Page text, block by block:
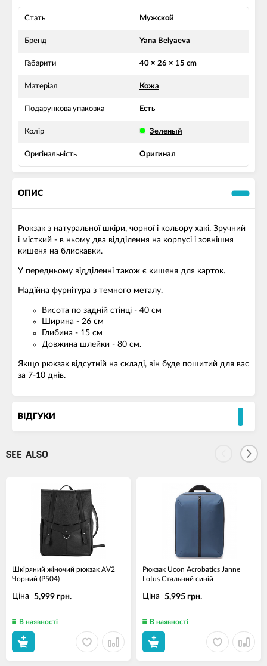
Стать Мужской
Бренд Yana Belyaeva
Габарити 40 × 26 × 15 cm
Матеріал Кожа
Подарункова упаковка Есть
Колір Зеленый
Оригінальність Оригинал
ОПИС
Рюкзак з натуральної шкіри, чорної і кольору хакі. Зручний
і місткий - в ньому два відділення на корпусі і зовнішня
кишеня на блискавки.
У передньому відділенні також є кишеня для карток.
Надійна фурнітура з темного металу.
Висота по задній стінці - 40 см
Ширина - 26 см
Глибина - 15 см
Довжина шлейки - 80 см.
Якщо рюкзак відсутній на складі, він буде пошитий для вас
за 7-10 днів.
ВІДГУКИ
SEE ALSO
Шкіряний жіночий рюкзак AV2
Чорний (P504)
Ціна 5,999 грн.
В наявності
Рюкзак Ucon Acrobatics Janne
Lotus Стальний синій
Ціна 5,995 грн.
В наявності